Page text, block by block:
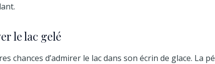
le lac gelé
chances d’admirer le lac dans son écrin de glace. La